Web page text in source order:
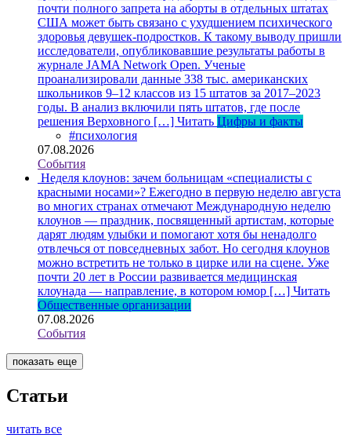
почти полного запрета на аборты в отдельных штатах
США может быть связано с ухудшением психического
здоровья девушек-подростков. К такому выводу пришли
исследователи, опубликовавшие результаты работы в
журнале JAMA Network Open. Ученые
проанализировали данные 338 тыс. американских
школьников 9–12 классов из 15 штатов за 2017–2023
годы. В анализ включили пять штатов, где после
решения Верховного […] Читать Цифры и факты
#психология
07.08.2026
События
Неделя клоунов: зачем больницам «специалисты с
красными носами»? Ежегодно в первую неделю августа
во многих странах отмечают Международную неделю
клоунов — праздник, посвященный артистам, которые
дарят людям улыбки и помогают хотя бы ненадолго
отвлечься от повседневных забот. Но сегодня клоунов
можно встретить не только в цирке или на сцене. Уже
почти 20 лет в России развивается медицинская
клоунада — направление, в котором юмор […] Читать
Общественные организации
07.08.2026
События
показать еще
Статьи
читать все